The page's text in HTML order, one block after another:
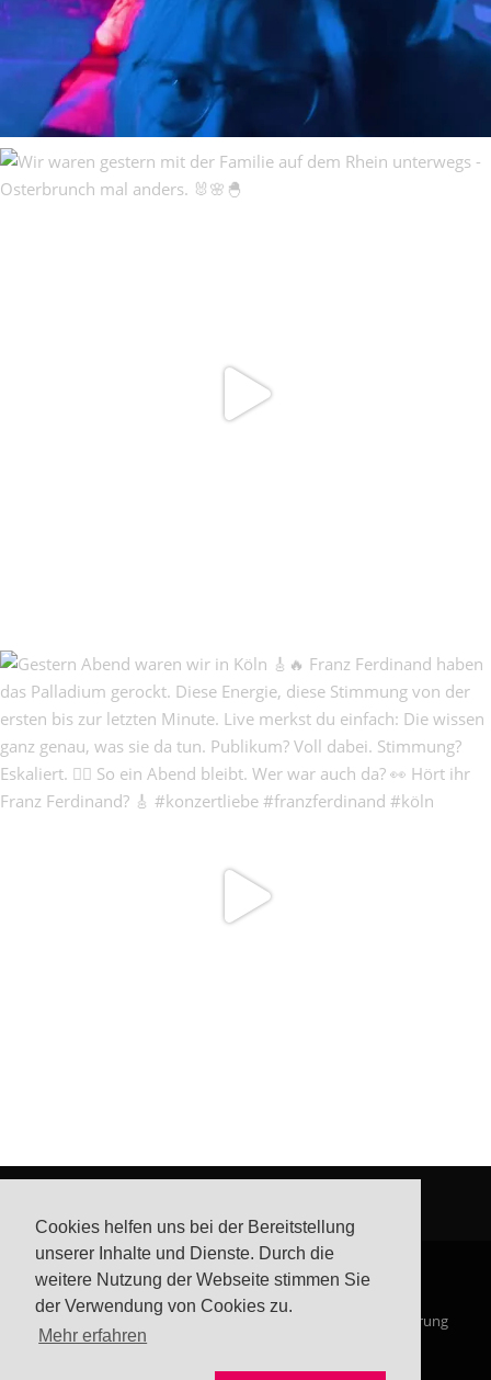
Cookies helfen uns bei der Bereitstellung
unserer Inhalte und Dienste. Durch die
weitere Nutzung der Webseite stimmen Sie
der Verwendung von Cookies zu.
Mehr erfahren
© Steffis Schreibsicht 2026 Datenschutzerklärung